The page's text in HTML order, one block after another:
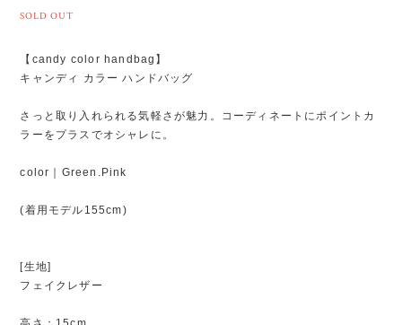
SOLD OUT
【candy color handbag】
キャンディ カラー ハンドバッグ
さっと取り入れられる気軽さが魅力。コーディネートにポイントカ
ラーをプラスでオシャレに。
color｜Green.Pink
(着用モデル155cm)
[生地]
フェイクレザー